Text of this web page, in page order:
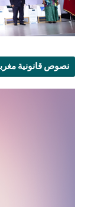
نصوص قانونية مغربية